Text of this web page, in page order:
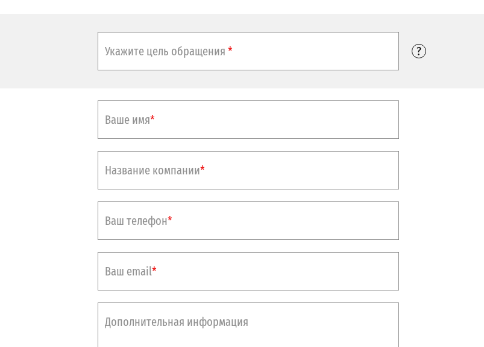
Укажите цель обращения *
Ваше имя*
Название компании*
Ваш телефон*
Ваш email*
Дополнительная информация